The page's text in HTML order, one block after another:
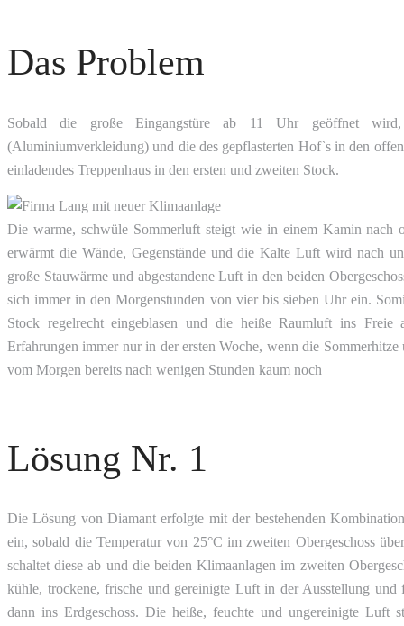
Das Problem
Sobald die große Eingangstüre ab 11 Uhr geöffnet
(Aluminiumverkleidung) und die des gepflasterten Hof`s in den
einladendes Treppenhaus in den ersten und zweiten Stock.
Die warme, schwüle Sommerluft steigt wie in einem Kamin nach
erwärmt die Wände, Gegenstände und die Kalte Luft wird nach
große Stauwärme und abgestandene Luft in den beiden
sich immer in den Morgenstunden von vier bis sieben Uhr ein.
Stock regelrecht eingeblasen und die heiße Raumluft ins Freie
Erfahrungen immer nur in der ersten Woche, wenn die
vom Morgen bereits nach wenigen Stunden kaum noch
Lösung Nr. 1
Die Lösung von Diamant erfolgte mit der bestehenden
ein, sobald die Temperatur von 25°C im zweiten Obergeschoss
schaltet diese ab und die beiden Klimaanlagen im zweiten
kühle, trockene, frische und gereinigte Luft in der Ausstellung und
dann ins Erdgeschoss. Die heiße, feuchte und ungereinigte